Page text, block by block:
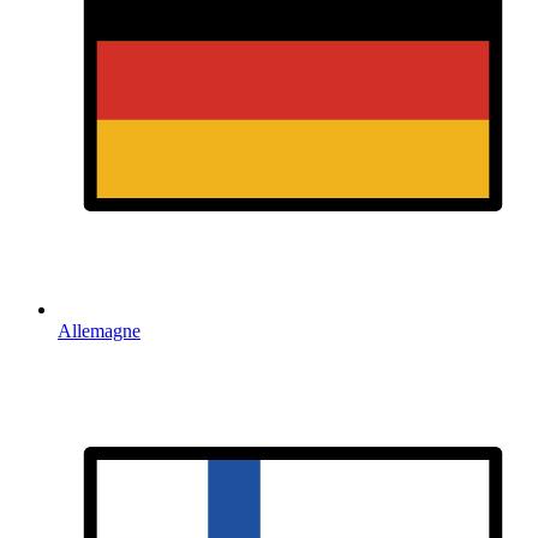
Allemagne